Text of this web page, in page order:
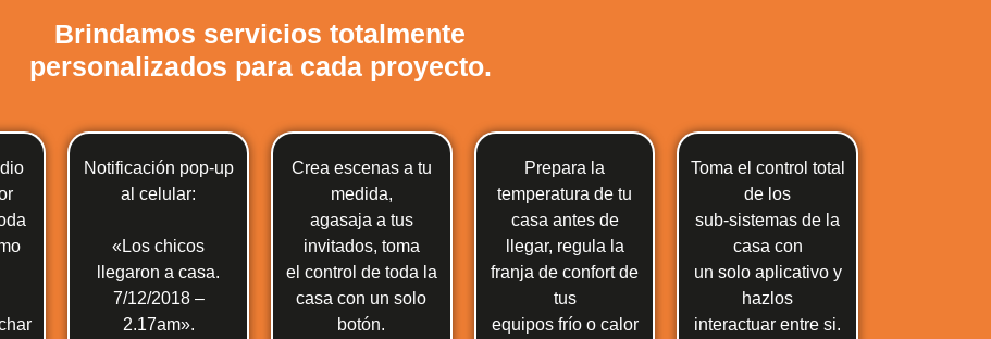
Brindamos servicios totalmente
personalizados para cada proyecto.
Notificación pop-up
al celular:
«Los chicos
llegaron a casa.
7/12/2018 –
2.17am».
Crea escenas a tu
medida,
agasaja a tus
invitados, toma
el control de toda la
casa con un solo
botón.
Prepara la
temperatura de tu
casa antes de
llegar, regula la
franja de confort de
tus
equipos frío o calor
Toma el control total
de los
sub-sistemas de la
casa con
un solo aplicativo y
hazlos
interactuar entre si.